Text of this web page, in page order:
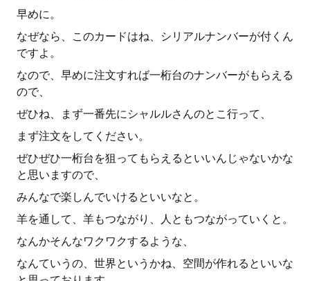
早めに。
なぜなら、このカードはね、シリアルナンバーが付くん
ですよ。
なので、早めに注文すれば一桁台のナンバーがもらえる
ので、
ぜひね、まず一番先にシャルルさんのとこ行って、
まず注文をしてください。
ぜひぜひ一桁台を狙ってもらえるといいんじゃないかな
と思いますので、
みんなで楽しんでいけるといいなと。
羊を通して、羊もつながり、人ともつながっていくと。
なんかそんなワクワクするような、
なんていうの、世界というかね、空間が作れるといいな